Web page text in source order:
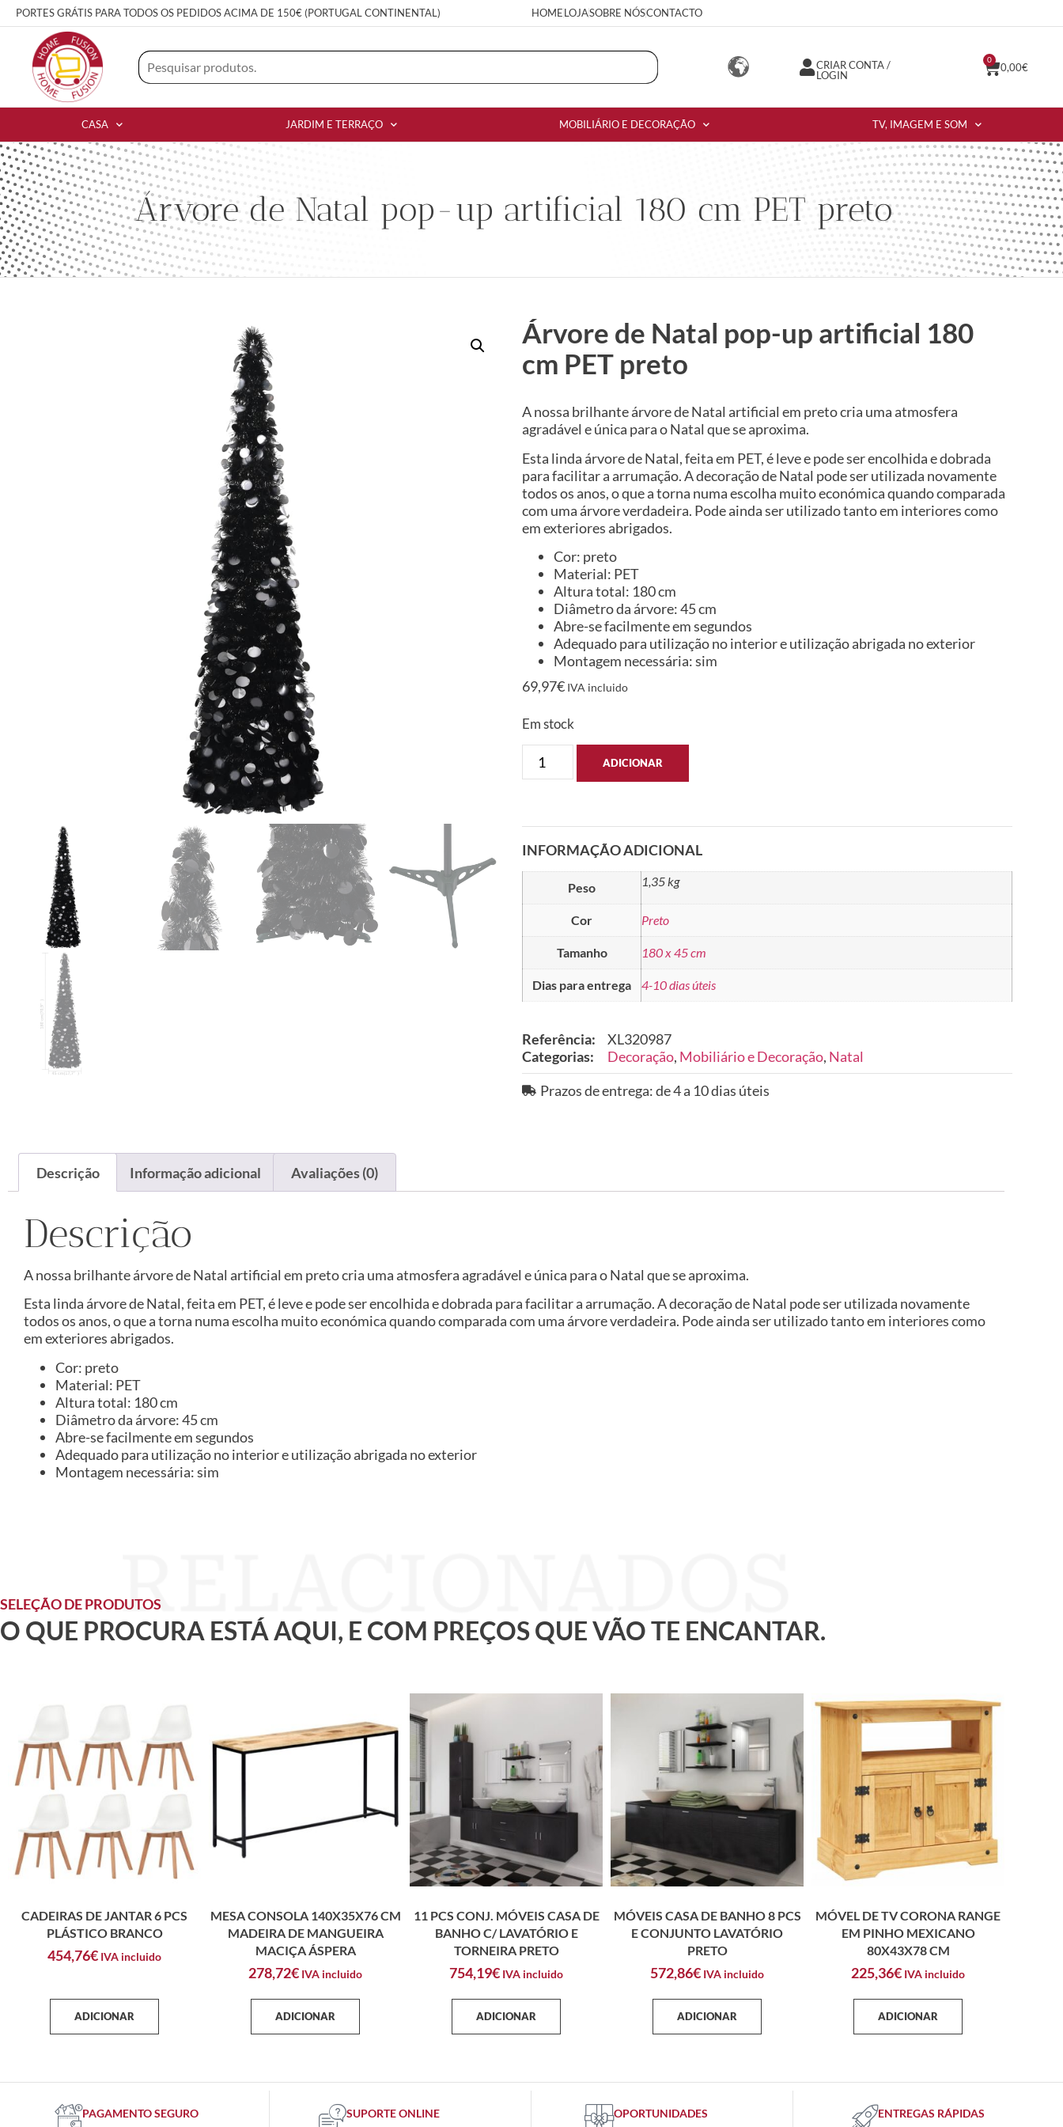
PORTES GRÁTIS PARA TODOS OS PEDIDOS ACIMA DE 150€ (PORTUGAL CONTINENTAL) HOMELOJASOBRE NÓSCONTACTO
CRIAR CONTA /
LOGIN
0,00€
0
CASA JARDIM E TERRAÇO MOBILIÁRIO E DECORAÇÃO TV, IMAGEM E SOM
Árvore de Natal pop-up artificial 180 cm PET preto
Árvore de Natal pop-up artificial 180
cm PET preto
A nossa brilhante árvore de Natal artificial em preto cria uma atmosfera
agradável e única para o Natal que se aproxima.
Esta linda árvore de Natal, feita em PET, é leve e pode ser encolhida e dobrada
para facilitar a arrumação. A decoração de Natal pode ser utilizada novamente
todos os anos, o que a torna numa escolha muito económica quando comparada
com uma árvore verdadeira. Pode ainda ser utilizado tanto em interiores como
em exteriores abrigados.
Cor: preto
Material: PET
Altura total: 180 cm
Diâmetro da árvore: 45 cm
Abre-se facilmente em segundos
Adequado para utilização no interior e utilização abrigada no exterior
Montagem necessária: sim
69,97€ IVA incluido
Em stock
ADICIONAR
INFORMAÇÃO ADICIONAL
Peso 1,35 kg
Cor Preto
Tamanho 180 x 45 cm
Dias para entrega 4-10 dias úteis
Referência:
XL320987
Categorias:
Decoração, Mobiliário e Decoração, Natal
Prazos de entrega: de 4 a 10 dias úteis
Descrição Informação adicional Avaliações (0)
Descrição
A nossa brilhante árvore de Natal artificial em preto cria uma atmosfera agradável e única para o Natal que se aproxima.
Esta linda árvore de Natal, feita em PET, é leve e pode ser encolhida e dobrada para facilitar a arrumação. A decoração de Natal pode ser utilizada novamente
todos os anos, o que a torna numa escolha muito económica quando comparada com uma árvore verdadeira. Pode ainda ser utilizado tanto em interiores como
em exteriores abrigados.
Cor: preto
Material: PET
Altura total: 180 cm
Diâmetro da árvore: 45 cm
Abre-se facilmente em segundos
Adequado para utilização no interior e utilização abrigada no exterior
Montagem necessária: sim
SELEÇÃO DE PRODUTOS
O QUE PROCURA ESTÁ AQUI, E COM PREÇOS QUE VÃO TE ENCANTAR.
CADEIRAS DE JANTAR 6 PCS
PLÁSTICO BRANCO
454,76€ IVA incluido
ADICIONAR
MESA CONSOLA 140X35X76 CM
MADEIRA DE MANGUEIRA
MACIÇA ÁSPERA
278,72€ IVA incluido
ADICIONAR
11 PCS CONJ. MÓVEIS CASA DE
BANHO C/ LAVATÓRIO E
TORNEIRA PRETO
754,19€ IVA incluido
ADICIONAR
MÓVEIS CASA DE BANHO 8 PCS
E CONJUNTO LAVATÓRIO
PRETO
572,86€ IVA incluido
ADICIONAR
MÓVEL DE TV CORONA RANGE
EM PINHO MEXICANO
80X43X78 CM
225,36€ IVA incluido
ADICIONAR
PAGAMENTO SEGURO SUPORTE ONLINE OPORTUNIDADES ENTREGAS RÁPIDAS